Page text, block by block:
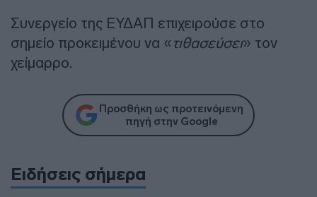
Συνεργείο της ΕΥΔΑΠ επιχειρούσε στο
σημείο προκειμένου να « τιθασεύσει» τον
χείμαρρο.
Προσθήκη ως προτεινόμενη
πηγή στην Google
Ειδήσεις σήμερα